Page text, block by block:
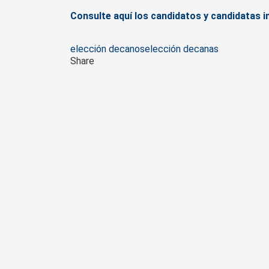
Consulte aquí los candidatos y candidatas
Tags
elección decanoselección decanas
Share